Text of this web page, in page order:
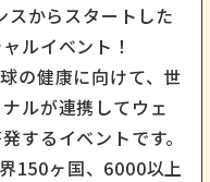
スからスタートした
ルイベント！
の健康に向けて、世
ルが連携してウェ
するイベントです。
150ヶ国、6000以上